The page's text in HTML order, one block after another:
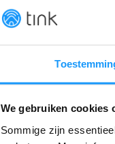
We gebruiken cookies
Sommige zijn